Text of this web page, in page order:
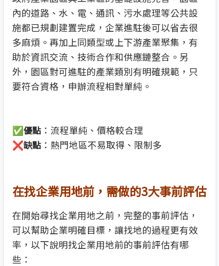
內的道路、水、電、通訊、污水處理等公共設
施都已規劃建置完成，企業進駐後可以省去很
多麻煩。再加上同類型或上下游產業聚集，有
助於資訊交流、技術合作和供應鏈整合。另
外，園區對可進駐的產業類別有明確規範，只
要符合資格，申辦流程相對單純。
✅優點 ：流程單純、價格較合理
❌缺點 ：熱門地區不易取得、限制多
在找企業用地前，需做的3大事前評估
在開始尋找企業用地之前，完整的事前評估，
可以幫助企業明確目標，讓找地的過程更有效
率，以下說明找企業用地前的事前評估有哪
些：